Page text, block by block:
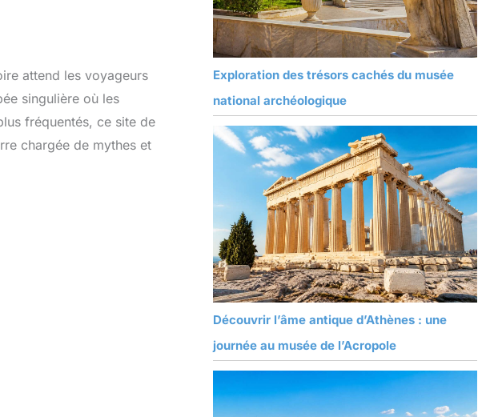
attend les voyageurs
singulière où les
fréquentés, ce site de
chargée de mythes et
Exploration des trésors cachés du musée
national archéologique
Découvrir l’âme antique d’Athènes : une
journée au musée de l’Acropole